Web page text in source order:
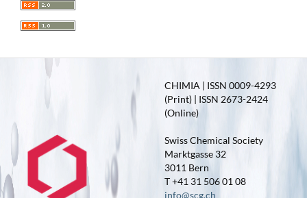
CHIMIA | ISSN 0009-4293
(Print) | ISSN 2673-2424
(Online)
Swiss Chemical Society
Marktgasse 32
3011 Bern
T +41 31 506 01 08
info@scg.ch